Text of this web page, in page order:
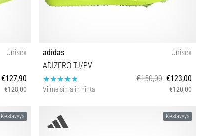
Unisex
€127,90
€128,00
adidas
Unisex
ADIZERO TJ/PV
€150,00 €123,00
Viimeisin alin hinta €120,00
36⅔ 40⅔ 41⅓ 42⅔ 43⅓ 44 44⅔
Kestävyys Kestävyys